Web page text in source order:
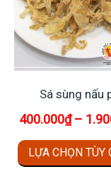
Sá sùng nấu
400.000₫–
LỰA CHỌN TÙY